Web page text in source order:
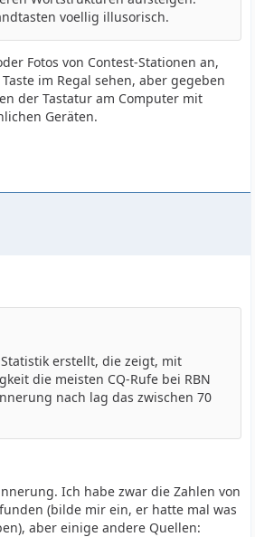
voellig illusorisch.
Fotos von Contest-Stationen an,
im Regal sehen, aber gegeben
der Tastatur am Computer mit
Geräten.
erstellt, die zeigt, mit
die meisten CQ-Rufe bei RBN
nach lag das zwischen 70
Ich habe zwar die Zahlen von
(bilde mir ein, er hatte mal was
aber einige andere Quellen: